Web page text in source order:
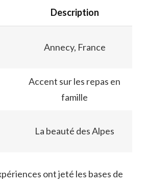
Description
Annecy, France
Accent sur les repas en
famille
La beauté des Alpes
ont jeté les bases de